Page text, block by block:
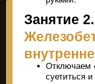
прикасаться
а не напрягало.
Легкость при
правильно
она не отвечает
нытья и
Игра на
интерес между